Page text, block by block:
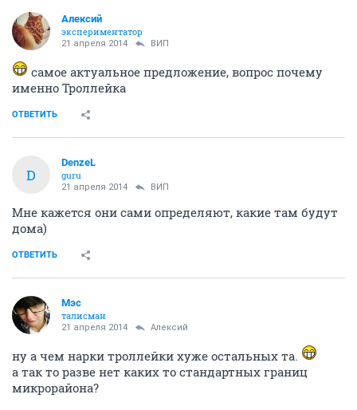
Алексий
экспериментатор
21 апреля 2014 ВИП
самое актуальное предложение, вопрос почему
именно Троллейка
ОТВЕТИТЬ
D
DenzeL
guru
21 апреля 2014 ВИП
Мне кажется они сами определяют, какие там будут
дома)
ОТВЕТИТЬ
Мэс
талисман
21 апреля 2014 Алексий
ну а чем нарки троллейки хуже остальных та.
а так то разве нет каких то стандартных границ
микрорайона?